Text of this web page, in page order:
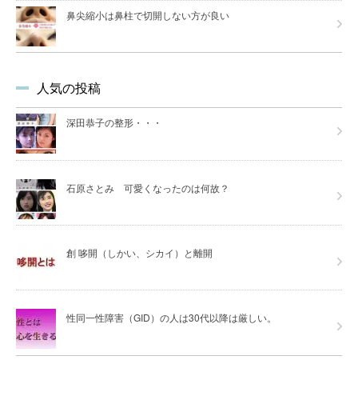
鼻尖縮小は鼻柱で切開しない方が良い
人気の投稿
深田恭子の整形・・・
石原さとみ 可愛くなったのは何故？
創 哆開（しかい、シカイ）と離開
性同一性障害（GID）の人は30代以降は厳しい。